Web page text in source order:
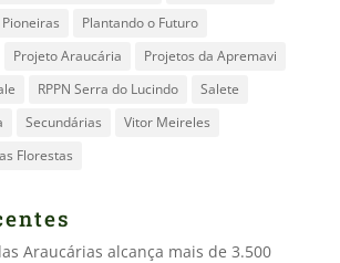
Pioneiras
Plantando o Futuro
Projeto Araucária
Projetos da Apremavi
RPPN Serra do Lucindo
Salete
Secundárias
Vitor Meireles
Florestas
Araucárias alcança mais de 3.500